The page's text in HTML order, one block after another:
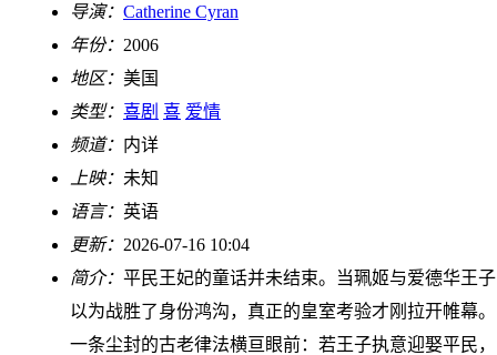
导演： Catherine Cyran
年份： 2006
地区： 美国
类型： 喜剧 喜 爱情
频道： 内详
上映： 未知
语言： 英语
更新： 2026-07-16 10:04
简介： 平民王妃的童话并未结束。当珮姬与爱德华王子
以为战胜了身份鸿沟，真正的皇室考验才刚拉开帷幕。
一条尘封的古老律法横亘眼前：若王子执意迎娶平民，